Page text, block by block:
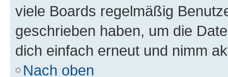
viele Boards regelmäßig
geschrieben haben, um die
dich einfach erneut und nimm
Nach oben